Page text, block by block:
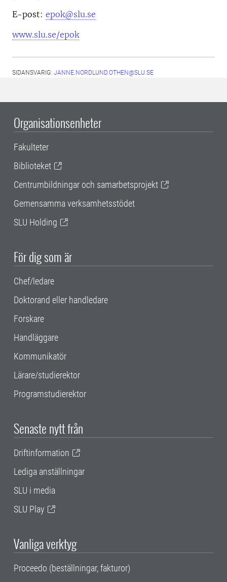
E-post: epok@slu.se
www.slu.se/epok
SIDANSVARIG: JANNE.NORDLUND.OTHEN@SLU.SE
Organisationsenheter
Fakulteter
Biblioteket
Centrumbildningar och samarbetsprojekt
Gemensamma verksamhetsstödet
SLU Holding
För dig som är
Chef/ledare
Doktorand eller handledare
Forskare
Handläggare
Kommunikatör
Lärare/studierektor
Programstudierektor
Senaste nytt från
Driftinformation
Lediga anställningar
SLU i media
SLU Play
Vanliga verktyg
Proceedo (beställningar, fakturor)